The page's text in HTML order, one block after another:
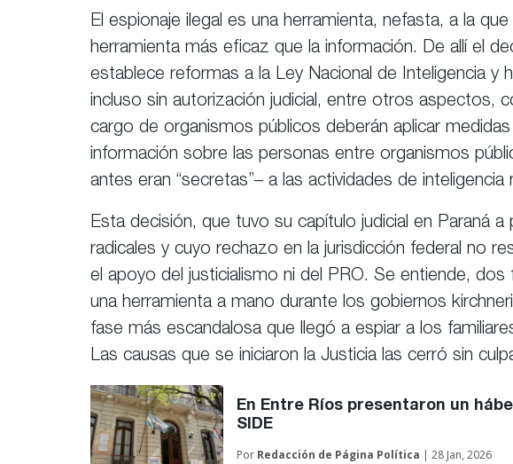
El espionaje ilegal es una herramienta, nefasta, a la
herramienta más eficaz que la información. De allí el
establece reformas a la Ley Nacional de Inteligencia y
incluso sin autorización judicial, entre otros aspectos,
cargo de organismos públicos deberán aplicar
información sobre las personas entre organismos
antes eran “secretas”– a las actividades de inteligencia
Esta decisión, que tuvo su capítulo judicial en Paraná
radicales y cuyo rechazo en la jurisdicción federal no
el apoyo del justicialismo ni del PRO. Se entiende, dos
una herramienta a mano durante los gobiernos
fase más escandalosa que llegó a espiar a los
Las causas que se iniciaron la Justicia las cerró sin
En Entre Ríos presentaron un
SIDE
Por Redacción de Página Política | 28 Jan, 2026